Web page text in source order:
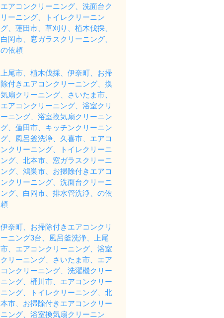
エアコンクリーニング、洗面台ク
リーニング、トイレクリーニン
グ、蓮田市、草刈り、植木伐採、
白岡市、窓ガラスクリーニング、
の依頼
上尾市、植木伐採、伊奈町、お掃
除付きエアコンクリーニング、換
気扇クリーニング、さいたま市、
エアコンクリーニング、浴室クリ
ーニング、浴室換気扇クリーニン
グ、蓮田市、キッチンクリーニン
グ、風呂釜洗浄、久喜市、エアコ
ンクリーニング、トイレクリーニ
ング、北本市、窓ガラスクリーニ
ング、鴻巣市、お掃除付きエアコ
ンクリーニング、洗面台クリーニ
ング、白岡市、排水管洗浄、の依
頼
伊奈町、お掃除付きエアコンクリ
ーニング3台、風呂釜洗浄、上尾
市、エアコンクリーニング、浴室
クリーニング、さいたま市、エア
コンクリーニング、洗濯機クリー
ニング、桶川市、エアコンクリー
ニング、トイレクリーニング、北
本市、お掃除付きエアコンクリー
ニング、浴室換気扇クリーニン